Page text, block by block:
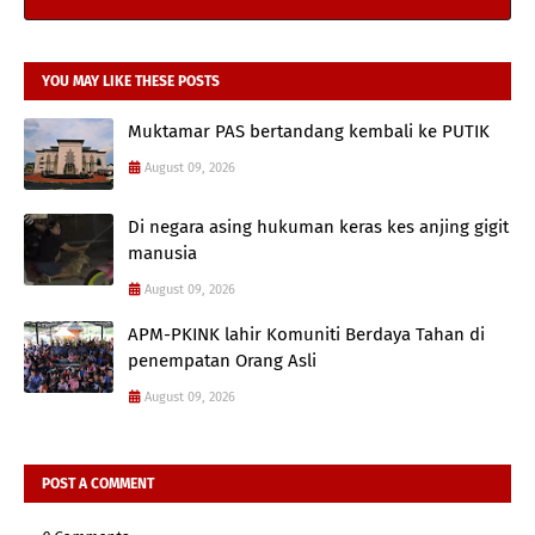
YOU MAY LIKE THESE POSTS
Muktamar PAS bertandang kembali ke PUTIK
August 09, 2026
Di negara asing hukuman keras kes anjing gigit
manusia
August 09, 2026
APM-PKINK lahir Komuniti Berdaya Tahan di
penempatan Orang Asli
August 09, 2026
POST A COMMENT